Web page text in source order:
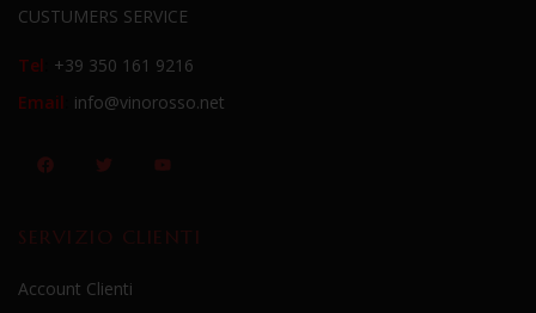
CUSTUMERS SERVICE
Tel +39 350 161 9216
Email info@vinorosso.net
SERVIZIO CLIENTI
Account Clienti